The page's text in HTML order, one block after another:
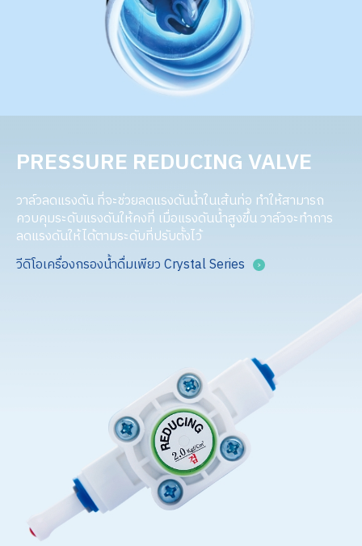
PRESSURE REDUCING VALVE
วาล์วลดแรงดัน ที่จะช่วยลดแรงดันน้ำในเส้นท่อ ทำให้สามารถ
ควบคุมระดับแรงดันให้คงที่ เมื่อแรงดันน้ำสูงขึ้น วาล์วจะทำการ
ลดแรงดันให้ได้ตามระดับที่ปรับตั้งไว้
วีดิโอเครื่องกรองน้ำดื่มเพียว Crystal Series